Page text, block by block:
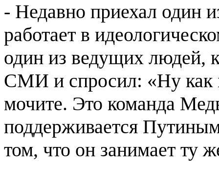
- Недавно приехал один
работает в
один из ведущих людей,
СМИ и спросил: «Ну
мочите. Это команда
поддерживается
том, что он занимает ту